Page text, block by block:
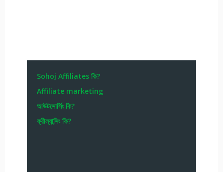
Sohoj Affiliates কি?
Affiliate marketing
আউটসোর্সিং কি?
ফ্রীল্যান্সিং কি?